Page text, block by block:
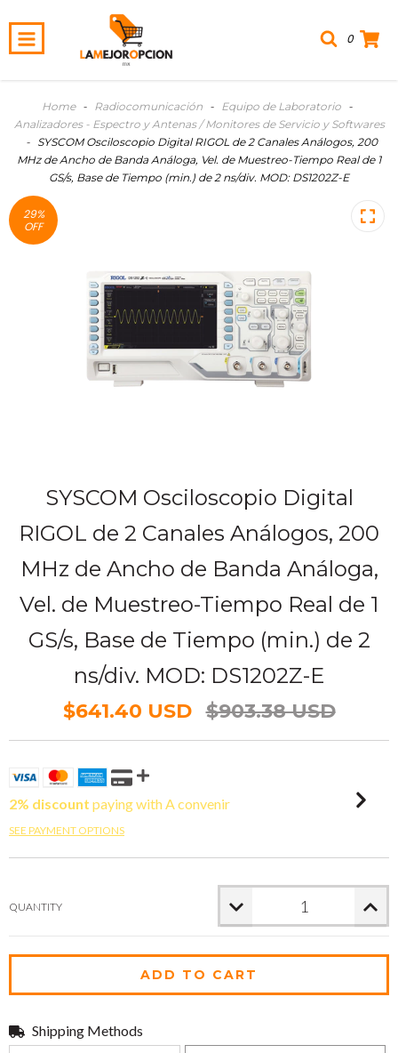
0
Home - Radiocomunicación - Equipo de Laboratorio
-
Analizadores - Espectro y Antenas / Monitores de Servicio y Softwares
-
SYSCOM Osciloscopio Digital RIGOL de 2 Canales Análogos, 200
MHz de Ancho de Banda Análoga, Vel. de Muestreo-Tiempo Real de 1
GS/s, Base de Tiempo (min.) de 2 ns/div. MOD: DS1202Z-E
29%
OFF
SYSCOM Osciloscopio Digital
RIGOL de 2 Canales Análogos, 200
MHz de Ancho de Banda Análoga,
Vel. de Muestreo-Tiempo Real de 1
GS/s, Base de Tiempo (min.) de 2
ns/div. MOD: DS1202Z-E
$641.40 USD $903.38 USD
2% discount paying with A convenir
SEE PAYMENT OPTIONS
QUANTITY
Shipping for zipcode:
Shipping Methods